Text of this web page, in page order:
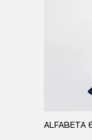
ALFABETA